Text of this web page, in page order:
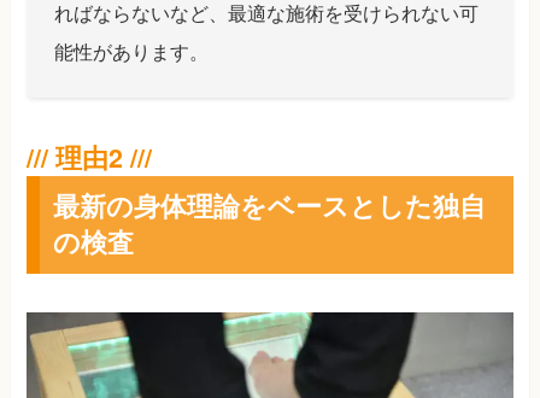
ればならないなど、最適な施術を受けられない可
能性があります。
最新の身体理論をベースとした独自
の検査